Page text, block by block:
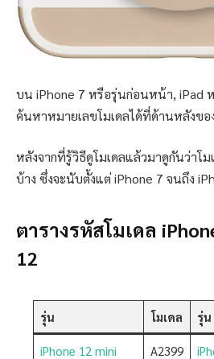
บน iPhone 7 หรือรุ่นก่อนหน้า, iPad
ค้นหาหมายเลขโมเดลได้ที่ด้านหลังขอ
หลังจากที่รู้วิธีดูโมเดลแล้วมาดูกันว่าโ
บ้าง ซึ่งจะนับตั้งแต่ iPhone 7 จนถึง
ตารางรหัสโมเดล
12
รุ่น โมเดล รุ่น
iPhone 12 mini A2399